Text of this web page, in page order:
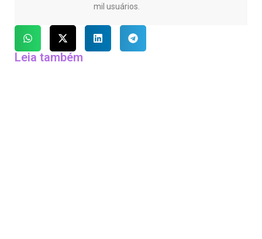
mil usuários.
Leia também